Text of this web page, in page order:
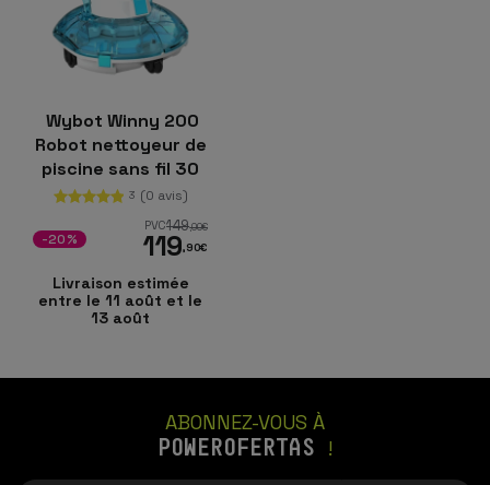
Wybot Winny 200
Robot nettoyeur de
piscine sans fil 30
W IPX8
3 (0 avis)
PVC149,00€
119,90€
-20%
Livraison estimée
entre le 11 août et le
13 août
ABONNEZ-VOUS À
POWEROFERTAS !